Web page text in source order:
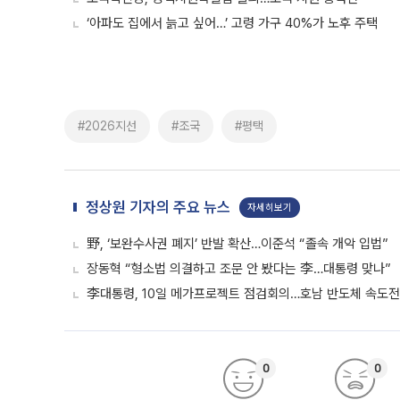
‘아파도 집에서 늙고 싶어…’ 고령 가구 40%가 노후 주택
#2026지선 #조국 #평택
정상원 기자의 주요 뉴스 자세히보기
野, ‘보완수사권 폐지’ 반발 확산…이준석 “졸속 개악 입법”
장동혁 “형소법 의결하고 조문 안 봤다는 李…대통령 맞나”
李대통령, 10일 메가프로젝트 점검회의…호남 반도체 속도전
0 0